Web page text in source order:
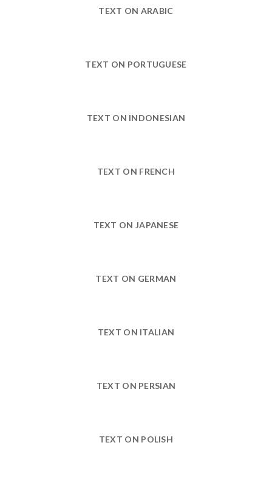
TEXT ON ARABIC
TEXT ON PORTUGUESE
TEXT ON INDONESIAN
TEXT ON FRENCH
TEXT ON JAPANESE
TEXT ON GERMAN
TEXT ON ITALIAN
TEXT ON PERSIAN
TEXT ON POLISH